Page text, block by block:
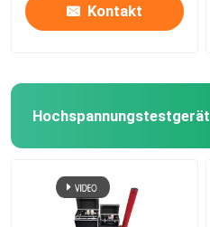
Kontakt
Hochspannungstestgerät